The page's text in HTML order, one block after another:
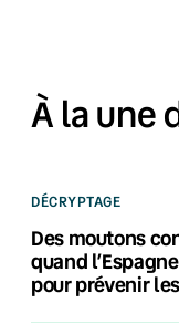
À la une
DÉCRYPTAGE
Des moutons
quand
pour prévenir